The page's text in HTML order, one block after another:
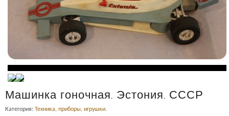
Машинка гоночная. Эстония. СССР
Категория: Техника, приборы, игрушки.